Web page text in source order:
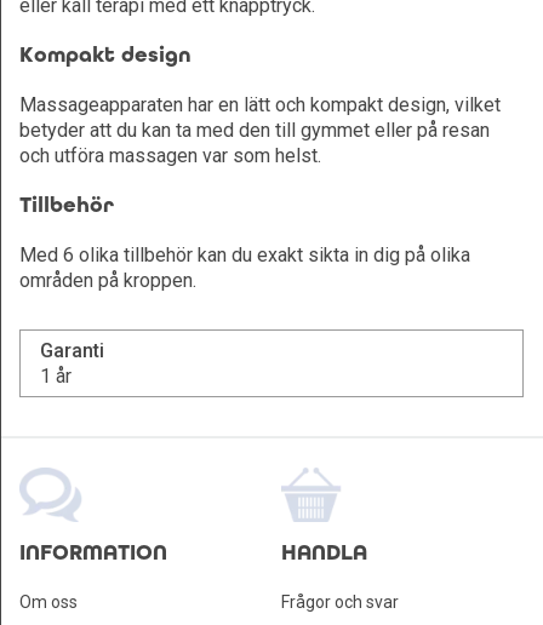
eller kall terapi med ett knapptryck.
Kompakt design
Massageapparaten har en lätt och kompakt design, vilket
betyder att du kan ta med den till gymmet eller på resan
och utföra massagen var som helst.
Tillbehör
Med 6 olika tillbehör kan du exakt sikta in dig på olika
områden på kroppen.
Garanti
1 år
INFORMATION
Om oss
HANDLA
Frågor och svar